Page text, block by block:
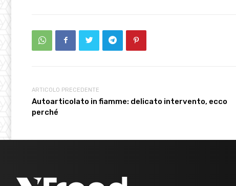
ARTICOLO PRECEDENTE
Autoarticolato in fiamme: delicato intervento, ecco
perché